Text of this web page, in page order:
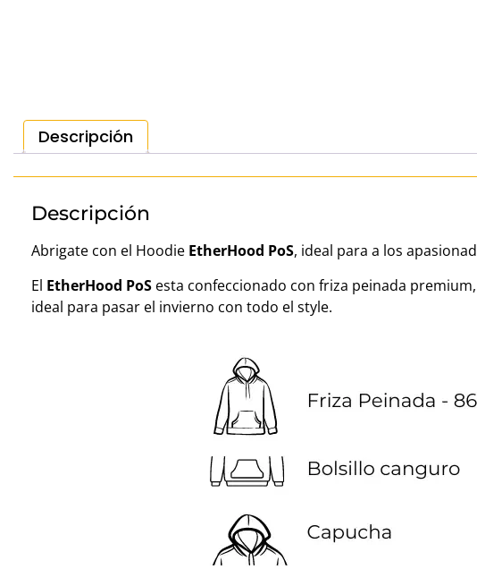
Descripción
Descripción
Abrigate con el Hoodie EtherHood PoS, ideal para a los
El EtherHood PoS esta confeccionado con friza peinada
ideal para pasar el invierno con todo el style.